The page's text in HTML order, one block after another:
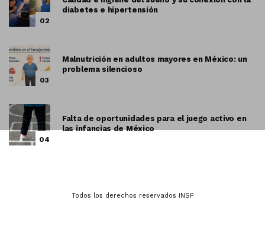
02
diabetes e hipertensión
03
Malnutrición en adultos mayores en México: un
problema silencioso
04
Falta de oportunidades para el juego activo en
las infancias de México
Todos los derechos reservados INSP